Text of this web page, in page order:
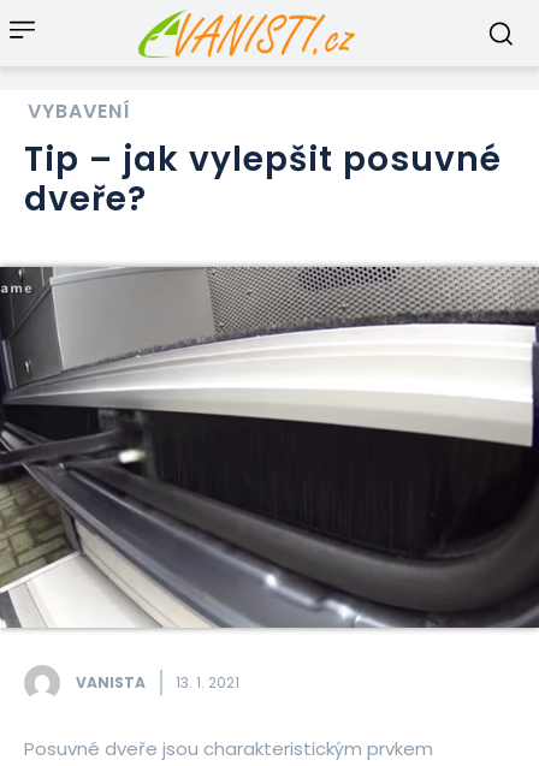
VYBAVENÍ
Tip – jak vylepšit posuvné
dveře?
VANISTA 13. 1. 2021
Posuvné dveře jsou charakteristickým prvkem